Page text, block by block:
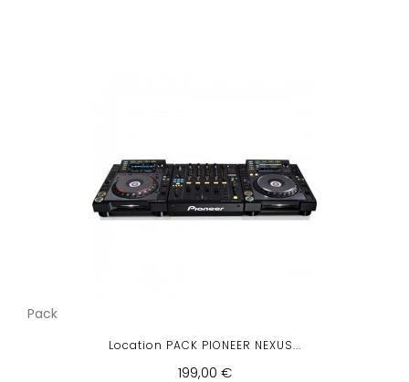
Pack
Location PACK PIONEER NEXUS...
199,00 €